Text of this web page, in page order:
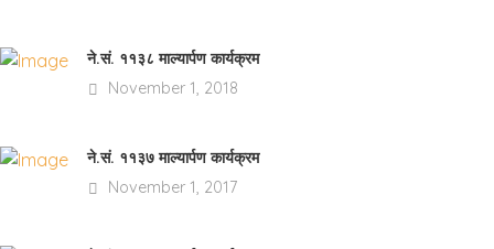
ने.सं. ११३८ माल्यार्पण कार्यक्रम
November 1, 2018
ने.सं. ११३७ माल्यार्पण कार्यक्रम
November 1, 2017